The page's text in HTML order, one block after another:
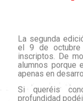
La segunda
el 9 de
inscriptos. De
alumnos porque
apenas en
Si queréis
profundidad